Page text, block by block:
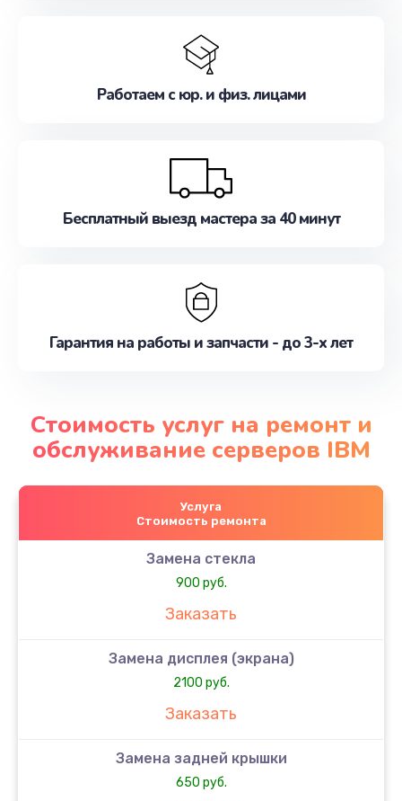
Работаем с юр. и физ. лицами
Бесплатный выезд мастера за 40 минут
Гарантия на работы и запчасти - до 3-х лет
Стоимость услуг на ремонт и
обслуживание серверов IBM
Услуга
Стоимость ремонта
Замена стекла
900 руб.
Заказать
Замена дисплея (экрана)
2100 руб.
Заказать
Замена задней крышки
650 руб.